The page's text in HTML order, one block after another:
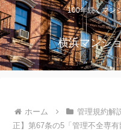
100年続くマン
横浜マンシ
ホーム 管理規約解
正】第67条の5「管理不全専